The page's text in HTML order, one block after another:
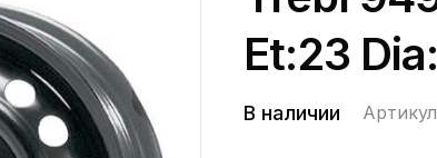
Et:23
В наличии